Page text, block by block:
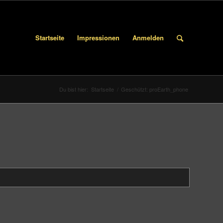
Startseite Impressionen Anmelden
Du bist hier: Startseite Geschützt: proEarth_phone